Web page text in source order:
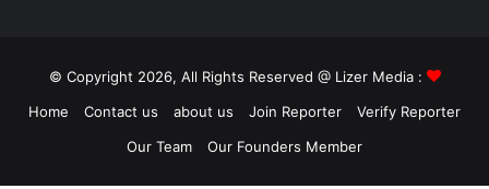
© Copyright 2026, All Rights Reserved @ Lizer Media :
Home
Contact us about us Join Reporter
Verify Reporter
Our Team
Our Founders Member